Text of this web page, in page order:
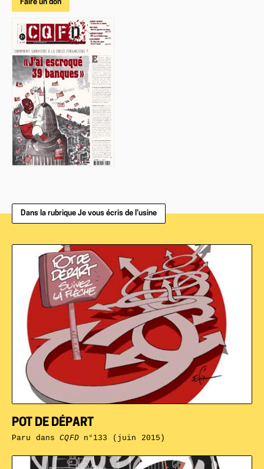
Faire un don
Dans la rubrique Je vous écris de l’usine
POT DE DÉPART
Paru dansCQFDn°133 (juin 2015)